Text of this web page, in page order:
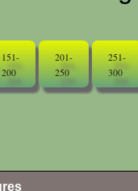
151-
200
201-
250
251-
300